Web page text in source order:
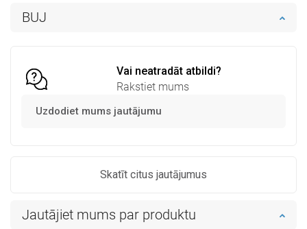
BUJ
Vai neatradāt atbildi?
Rakstiet mums
Uzdodiet mums jautājumu
Skatīt citus jautājumus
Jautājiet mums par produktu